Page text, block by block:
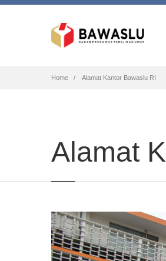
Home Alamat Kantor Bawaslu RI
Alamat